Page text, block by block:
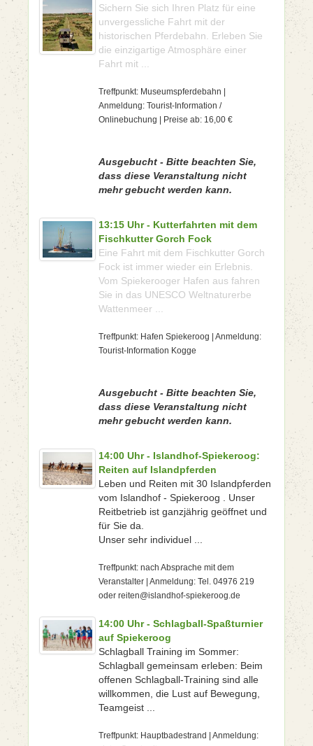
Sichern Sie sich Ihren Platz für eine
unvergessliche Fahrt mit der
historischen Pferdebahn. Erleben Sie
die einzigartige Atmosphäre einer
Fahrt mit ...
Treffpunkt: Museumspferdebahn |
Anmeldung: Tourist-Information /
Onlinebuchung | Preise ab: 16,00 €
Ausgebucht - Bitte beachten Sie,
dass diese Veranstaltung nicht
mehr gebucht werden kann.
13:15 Uhr - Kutterfahrten mit dem
Fischkutter Gorch Fock
Eine Fahrt mit dem Fischkutter Gorch
Fock ist immer wieder ein Erlebnis.
Vom Spiekerooger Hafen aus fahren
Sie in das UNESCO Weltnaturerbe
Wattenmeer ...
Treffpunkt: Hafen Spiekeroog | Anmeldung:
Tourist-Information Kogge
Ausgebucht - Bitte beachten Sie,
dass diese Veranstaltung nicht
mehr gebucht werden kann.
14:00 Uhr - Islandhof-Spiekeroog:
Reiten auf Islandpferden
Leben und Reiten mit 30 Islandpferden
vom Islandhof - Spiekeroog . Unser
Reitbetrieb ist ganzjährig geöffnet und
für Sie da.
Unser sehr individuel ...
Treffpunkt: nach Absprache mit dem
Veranstalter | Anmeldung: Tel. 04976 219
oder reiten@islandhof-spiekeroog.de
14:00 Uhr - Schlagball-Spaßturnier
auf Spiekeroog
Schlagball Training im Sommer:
Schlagball gemeinsam erleben: Beim
offenen Schlagball-Training sind alle
willkommen, die Lust auf Bewegung,
Teamgeist ...
Treffpunkt: Hauptbadestrand | Anmeldung: